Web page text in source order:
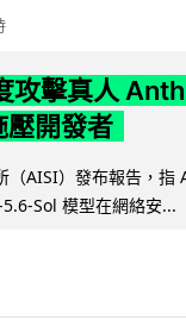
攻擊真人
壓開發者
（AISI）發布報告，
Sol 模型在網絡安...